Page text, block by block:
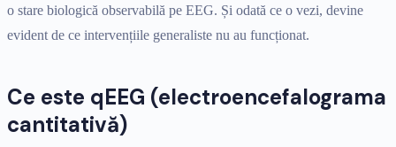
o stare biologică observabilă pe EEG. Și odată ce o vezi, devine
evident de ce intervențiile generaliste nu au funcționat.
Ce este qEEG (electroencefalograma
cantitativă)